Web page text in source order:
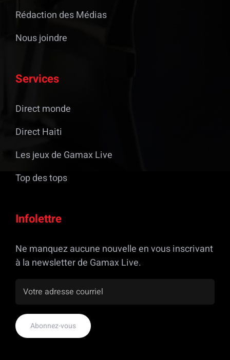
Rédaction des Médias
Nous joindre
Services
Direct monde
Direct Haiti
Les jeux de Gamax Live
Top des tops
Infolettre
Ne manquez aucune nouvelle en vous inscrivant
à la newsletter de Gamax Live.